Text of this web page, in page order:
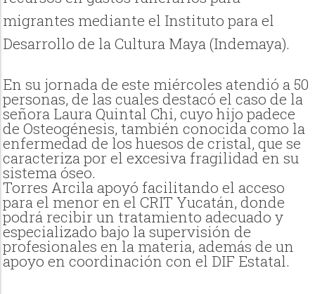
migrantes mediante el Instituto para el
Desarrollo de la Cultura Maya (Indemaya).
En su jornada de este miércoles atendió a 50
personas, de las cuales destacó el caso de la
señora Laura Quintal Chi, cuyo hijo padece
de Osteogénesis, también conocida como la
enfermedad de los huesos de cristal, que se
caracteriza por el excesiva fragilidad en su
sistema óseo.
Torres Arcila apoyó facilitando el acceso
para el menor en el CRIT Yucatán, donde
podrá recibir un tratamiento adecuado y
especializado bajo la supervisión de
profesionales en la materia, además de un
apoyo en coordinación con el DIF Estatal.